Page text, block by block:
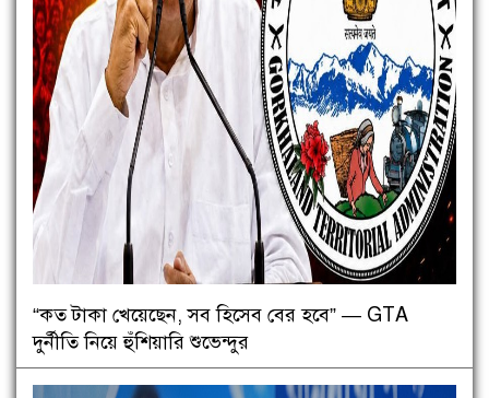
“কত টাকা খেয়েছেন, সব হিসেব বের হবে” — GTA
দুর্নীতি নিয়ে হুঁশিয়ারি শুভেন্দুর